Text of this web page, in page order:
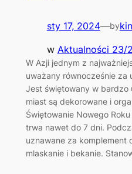
sty 17, 2024—by
w Aktualności 23/
W Azji jednym z
uważany równocześnie
Jest świętowany w bardzo
miast są dekorowane i
Świętowanie Nowego
trwa nawet do 7 dni.
uznawane za komplement
mlaskanie i bekanie.